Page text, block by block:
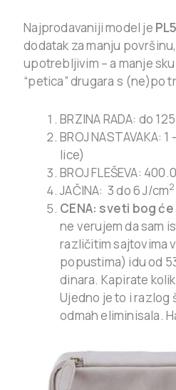
Najprodavaniji model je
dodatak za manju
upotrebljivim – a manje
“petica” drugara s (ne)po
BRZINA RADA: do
BROJ NASTAVAKA:
lice)
BROJ FLEŠEVA:
JAČINA: 3 do 6 J/cm2
CENA: sveti bog
ne verujem da sam
različitim sajtovima
popustima) idu od
dinara. Kapirate
Ujedno je to i razlog
odmah eliminisala.